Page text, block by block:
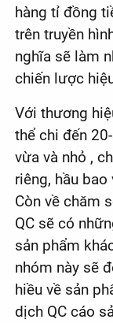
hàng tỉ đồng
trên truyền
nghĩa sẽ làm
chiến lược
Với thương
thể chi đến
vừa và nhỏ ,
riêng, hầu
Còn về chăm
QC sẽ có
sản phẩm
nhóm này sẽ
hiều về sản
dịch QC cáo